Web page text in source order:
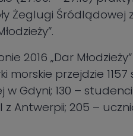
Żeglugi
2016 „Dar
morskie przejdzie
w Gdyni; 130 –
Antwerpii; 205 –